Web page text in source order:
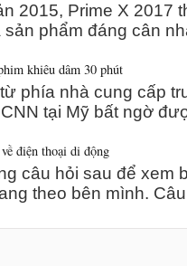
2015, Prime X 2017
sản phẩm đáng cân
khiêu dâm 30 phút
phía nhà cung cấp
tại Mỹ bất ngờ
điện thoại di động
câu hỏi sau để xem
theo bên mình.